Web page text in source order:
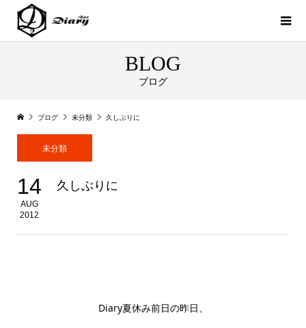
BLOG
ブログ
ブログ 未分類 久しぶりに
未分類
14
AUG
2012
久しぶりに
Diary夏休み前日の昨日、